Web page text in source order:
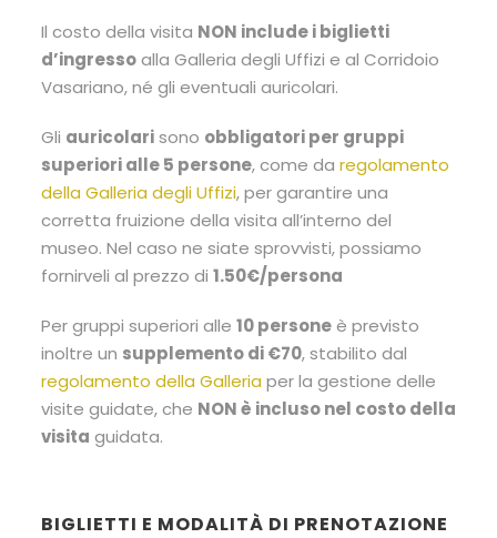
Il costo della visita NON include i biglietti
d’ingressoalla Galleria degli Uffizi e al Corridoio
Vasariano, né gli eventuali auricolari.
Gli auricolarisono obbligatori per gruppi
superiori alle 5 persone, come da regolamento
della Galleria degli Uffizi, per garantire una
corretta fruizione della visita all’interno del
museo. Nel caso ne siate sprovvisti, possiamo
fornirveli al prezzo di 1.50€/persona
Per gruppi superiori alle 10 personeè previsto
inoltre un supplemento di €70, stabilito dal
regolamento della Galleria per la gestione delle
visite guidate, che NON è incluso nel costo della
visita guidata.
BIGLIETTI E MODALITÀ DI PRENOTAZIONE